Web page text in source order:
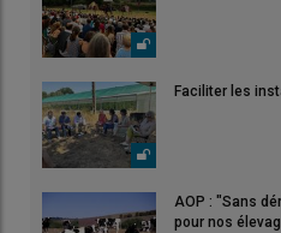
Faciliter les
AOP : "Sans
pour nos